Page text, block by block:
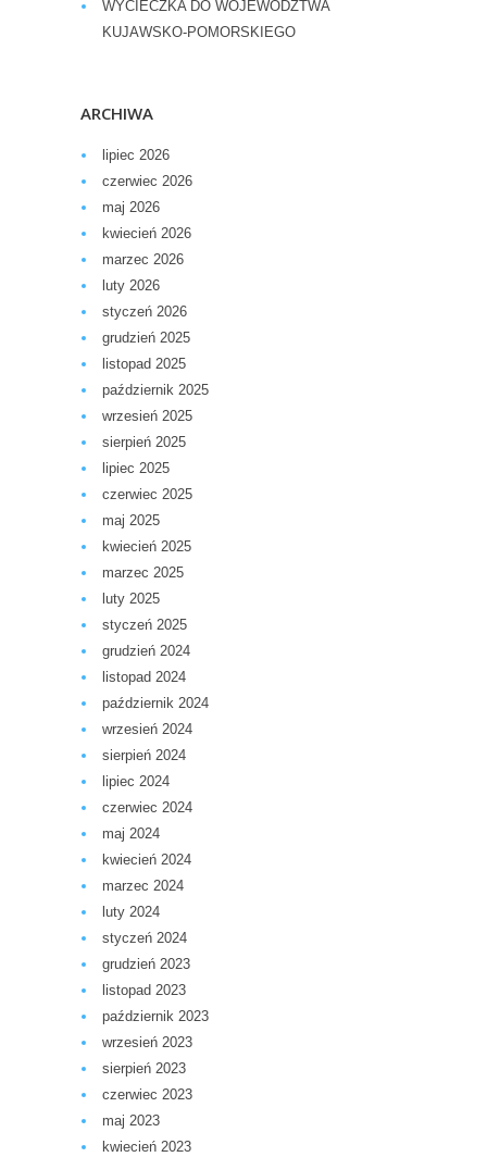
WYCIECZKA DO WOJEWÓDZTWA
KUJAWSKO-POMORSKIEGO
ARCHIWA
lipiec 2026
czerwiec 2026
maj 2026
kwiecień 2026
marzec 2026
luty 2026
styczeń 2026
grudzień 2025
listopad 2025
październik 2025
wrzesień 2025
sierpień 2025
lipiec 2025
czerwiec 2025
maj 2025
kwiecień 2025
marzec 2025
luty 2025
styczeń 2025
grudzień 2024
listopad 2024
październik 2024
wrzesień 2024
sierpień 2024
lipiec 2024
czerwiec 2024
maj 2024
kwiecień 2024
marzec 2024
luty 2024
styczeń 2024
grudzień 2023
listopad 2023
październik 2023
wrzesień 2023
sierpień 2023
czerwiec 2023
maj 2023
kwiecień 2023